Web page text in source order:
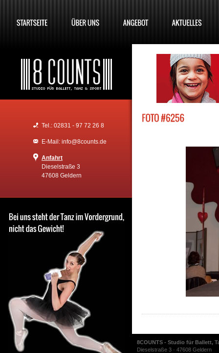
Tel.: 02831 - 97 72 26 8
E-Mail: info@8counts.de
Anfahrt
Dieselstraße 3
47608 Geldern
8COUNTS - Studio für Ballett,
Dieselstraße 3 · 47608 Geldern